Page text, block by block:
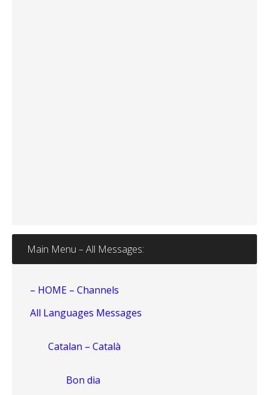
Main Menu – All Messages:
– HOME – Channels
All Languages Messages
Catalan – Català
Bon dia